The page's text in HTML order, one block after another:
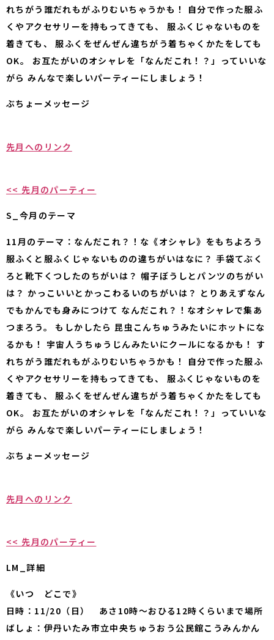
れちがう誰だれもがふりむいちゃうかも！ 自分で作った服ふ
くやアクセサリーを持もってきても、 服ふくじゃないものを
着きても、 服ふくをぜんぜん違ちがう着ちゃくかたをしても
OK。 お互たがいのオシャレを「なんだこれ！？」っていいな
がら みんなで楽しいパーティーにしましょう！
ぶちょーメッセージ
先月へのリンク
<< 先月のパーティー
S_今月のテーマ
11月のテーマ：なんだこれ？！な《オシャレ》をもちよろう
服ふくと服ふくじゃないものの違ちがいはなに？ 手袋てぶく
ろと靴下くつしたのちがいは？ 帽子ぼうしとパンツのちがい
は？ かっこいいとかっこわるいのちがいは？ とりあえずなん
でもかんでも身みにつけて なんだこれ？！なオシャレで集あ
つまろう。 もしかしたら 昆虫こんちゅうみたいにホットにな
るかも！ 宇宙人うちゅうじんみたいにクールになるかも！ す
れちがう誰だれもがふりむいちゃうかも！ 自分で作った服ふ
くやアクセサリーを持もってきても、 服ふくじゃないものを
着きても、 服ふくをぜんぜん違ちがう着ちゃくかたをしても
OK。 お互たがいのオシャレを「なんだこれ！？」っていいな
がら みんなで楽しいパーティーにしましょう！
ぶちょーメッセージ
先月へのリンク
<< 先月のパーティー
LM_詳細
《いつ どこで》
日時：11/20（日） あさ10時～おひる12時くらいまで場所
ばしょ：伊丹いたみ市立中央ちゅうおう公民館こうみんかん